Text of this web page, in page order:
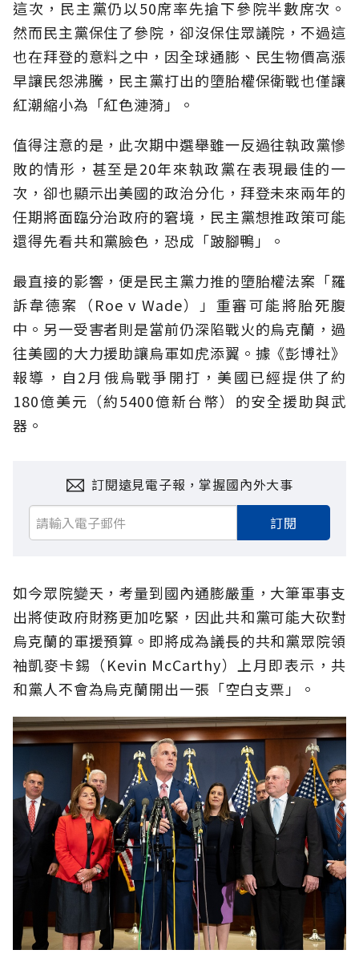
這次，民主黨仍以50席率先搶下參院半數席次。
然而民主黨保住了參院，卻沒保住眾議院，不過這
也在拜登的意料之中，因全球通膨、民生物價高漲
早讓民怨沸騰，民主黨打出的墮胎權保衛戰也僅讓
紅潮縮小為「紅色漣漪」。
值得注意的是，此次期中選舉雖一反過往執政黨慘
敗的情形，甚至是20年來執政黨在表現最佳的一
次，卻也顯示出美國的政治分化，拜登未來兩年的
任期將面臨分治政府的窘境，民主黨想推政策可能
還得先看共和黨臉色，恐成「跛腳鴨」。
最直接的影響，便是民主黨力推的墮胎權法案「羅
訴韋德案（Roe v Wade）」重審可能將胎死腹
中。另一受害者則是當前仍深陷戰火的烏克蘭，過
往美國的大力援助讓烏軍如虎添翼。據《彭博社》
報導，自2月俄烏戰爭開打，美國已經提供了約
180億美元（約5400億新台幣）的安全援助與武
器。
訂閱遠見電子報，掌握國內外大事
訂閱
如今眾院變天，考量到國內通膨嚴重，大筆軍事支
出將使政府財務更加吃緊，因此共和黨可能大砍對
烏克蘭的軍援預算。即將成為議長的共和黨眾院領
袖凱麥卡錫（Kevin McCarthy）上月即表示，共
和黨人不會為烏克蘭開出一張「空白支票」。